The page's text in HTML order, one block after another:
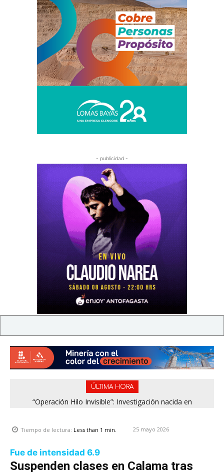
- publicidad -